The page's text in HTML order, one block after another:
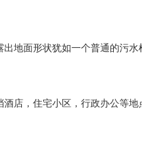
地面形状犹如一个普通的污
店，住宅小区，行政办公等